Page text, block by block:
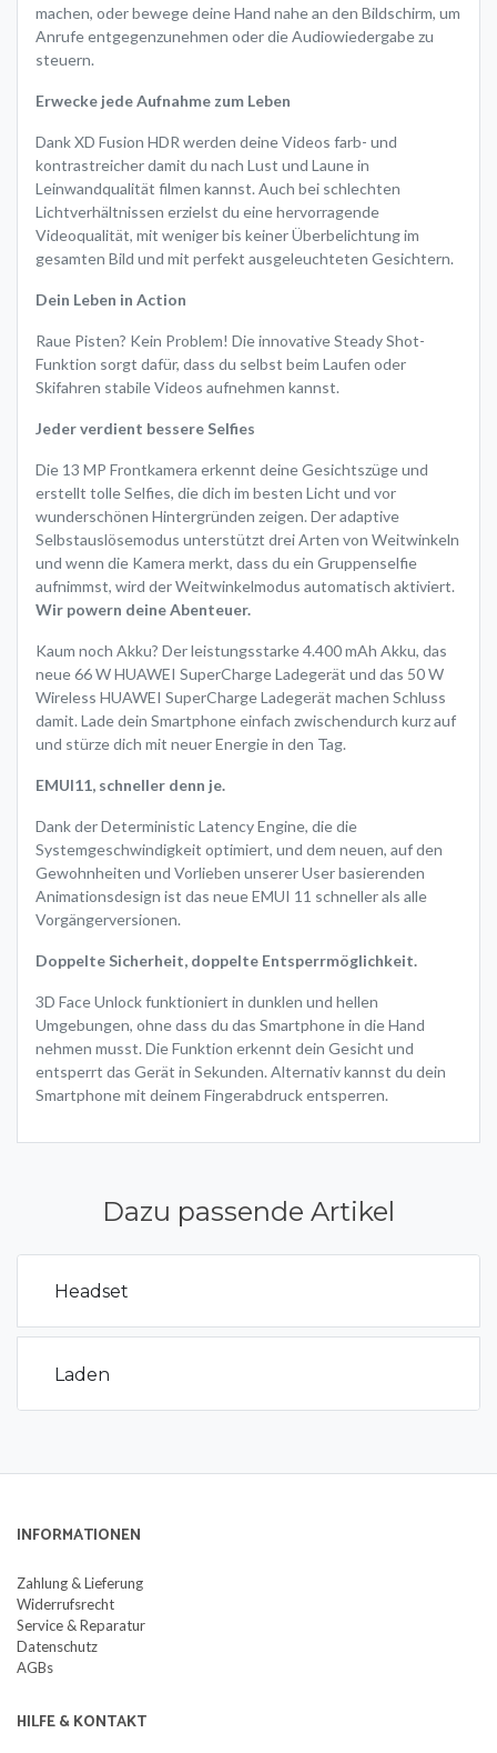
machen, oder bewege deine Hand nahe an den Bildschirm, um
Anrufe entgegenzunehmen oder die Audiowiedergabe zu
steuern.
Erwecke jede Aufnahme zum Leben
Dank XD Fusion HDR werden deine Videos farb- und
kontrastreicher damit du nach Lust und Laune in
Leinwandqualität filmen kannst. Auch bei schlechten
Lichtverhältnissen erzielst du eine hervorragende
Videoqualität, mit weniger bis keiner Überbelichtung im
gesamten Bild und mit perfekt ausgeleuchteten Gesichtern.
Dein Leben in Action
Raue Pisten? Kein Problem! Die innovative Steady Shot-
Funktion sorgt dafür, dass du selbst beim Laufen oder
Skifahren stabile Videos aufnehmen kannst.
Jeder verdient bessere Selfies
Die 13 MP Frontkamera erkennt deine Gesichtszüge und
erstellt tolle Selfies, die dich im besten Licht und vor
wunderschönen Hintergründen zeigen. Der adaptive
Selbstauslösemodus unterstützt drei Arten von Weitwinkeln
und wenn die Kamera merkt, dass du ein Gruppenselfie
aufnimmst, wird der Weitwinkelmodus automatisch aktiviert.
Wir powern deine Abenteuer.
Kaum noch Akku? Der leistungsstarke 4.400 mAh Akku, das
neue 66 W HUAWEI SuperChargeLadegerät und das 50 W
Wireless HUAWEI SuperCharge Ladegerät machen Schluss
damit. Lade dein Smartphone einfach zwischendurch kurz auf
und stürze dich mit neuer Energie in den Tag.
EMUI11, schneller denn je.
Dank der Deterministic Latency Engine, die die
Systemgeschwindigkeit optimiert, und dem neuen, auf den
Gewohnheiten und Vorlieben unserer User basierenden
Animationsdesign ist das neue EMUI 11 schneller als alle
Vorgängerversionen.
Doppelte Sicherheit, doppelte Entsperrmöglichkeit.
3D Face Unlock funktioniert in dunklen und hellen
Umgebungen, ohne dass du das Smartphone in die Hand
nehmen musst. Die Funktion erkennt dein Gesicht und
entsperrt das Gerät in Sekunden. Alternativ kannst du dein
Smartphone mit deinem Fingerabdruck entsperren.
Dazu passende Artikel
Headset
Laden
INFORMATIONEN
Zahlung & Lieferung
Widerrufsrecht
Service & Reparatur
Datenschutz
AGBs
HILFE & KONTAKT